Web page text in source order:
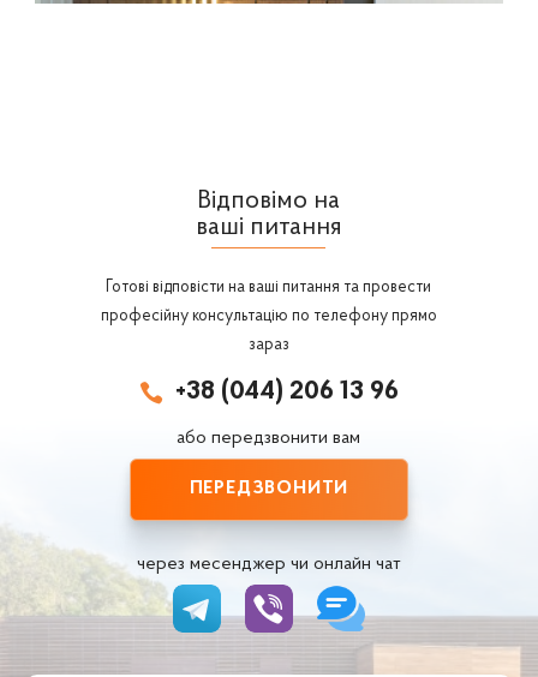
Відповімо на
ваші питання
Готові відповісти на ваші питання та провести
професійну консультацію по телефону прямо
зараз
 +38 (044) 206 13 96
або передзвонити вам
ПЕРЕДЗВОНИТИ
через месенджер чи онлайн чат